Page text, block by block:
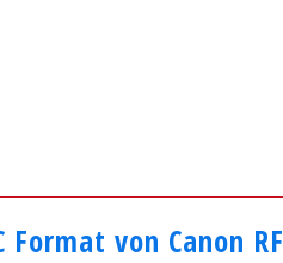
Format von Canon